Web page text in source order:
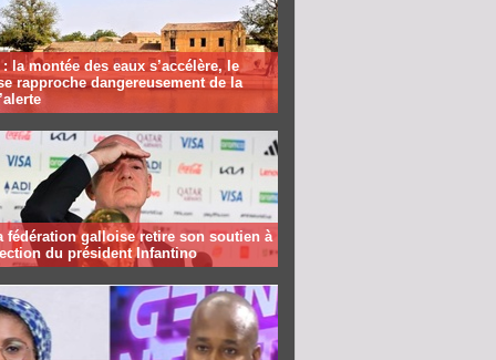
la montée des eaux s’accélère, le
rapproche dangereusement de la
fédération galloise retire son soutien à
du président Infantino